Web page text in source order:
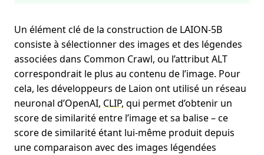
Un élément clé de la construction de LAION-5B
consiste à sélectionner des images et des légendes
associées dans Common Crawl, ou l’attribut ALT
correspondrait le plus au contenu de l’image. Pour
cela, les développeurs de Laion ont utilisé un réseau
neuronal d’OpenAI, CLIP, qui permet d’obtenir un
score de similarité entre l’image et sa balise – ce
score de similarité étant lui-même produit depuis
une comparaison avec des images légendées